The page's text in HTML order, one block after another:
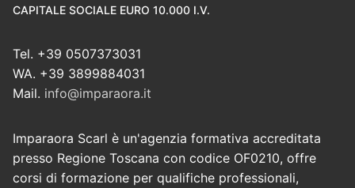
CAPITALE SOCIALE EURO 10.000 I.V.
Tel. +39 0507373031
WA. +39 3899884031
Mail. info@imparaora.it
Imparaora Scarl è un'agenzia formativa accreditata
presso Regione Toscana con codice OF0210, offre
corsi di formazione per qualifiche professionali,